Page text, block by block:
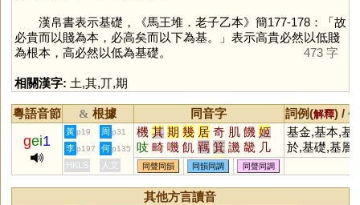
漢帛書表示基礎，《馬王堆．老子乙本》簡177-178：「故
必貴而以賤為本，必高矣而以下為基。」表示高貴必然以低賤
為根本，高必然以低為基礎。
473 字
相關漢字: 土,其,丌,期
粵語音節 & 根據 同音字 詞例(解釋) /
gei1
黃 p19 周 p31 機 其 期 幾 居 奇 肌 饑 姬
吱 畸 嘰 飢 羈 箕 譏 畿 几
剞 禨 鞿 犄 碁 丌 磯 璣 乩
觭 錤 簊 鄿 諅 敧 踦 萁 踑
羇 鐖 稘 唭 刉 机
基金,基本,基
於,基礎,基層,
基地,基準,基
李 p197 何 p135
HKLS 人文 同聲同韻 同韻同調 同聲同調
其他方言讀音